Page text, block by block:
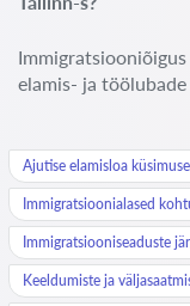
elamis- ja
Ajutise elamisloa
Immigratsioonialased
Immigratsiooniseaduste
Keeldumiste ja